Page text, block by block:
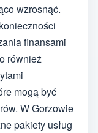
wzrosnąć.
finansami
również
mogą być
W Gorzowie
pakiety usług